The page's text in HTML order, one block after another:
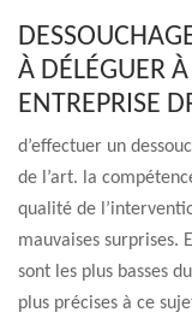
À DÉLÉGUER
ENTREPRISE
d’effectuer un
de l’art. la
qualité de
mauvaises surprises.
sont les plus basses
plus précises à ce